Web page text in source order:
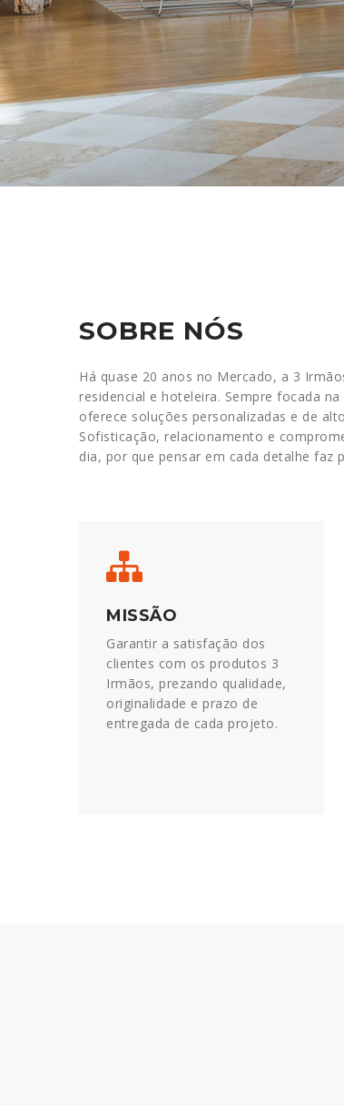
SOBRE NÓS
Há quase 20 anos no Mercado, a 3
residencial e hoteleira. Sempre focada
oferece soluções personalizadas e de
Sofisticação, relacionamento e
dia, por que pensar em cada detalhe faz
MISSÃO
Garantir a satisfação dos
clientes com os produtos 3
Irmãos, prezando qualidade,
originalidade e prazo de
entregada de cada projeto.